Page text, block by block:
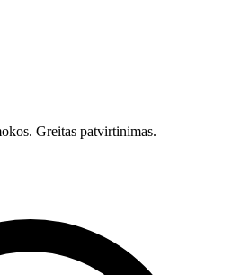
Greitas patvirtinimas.